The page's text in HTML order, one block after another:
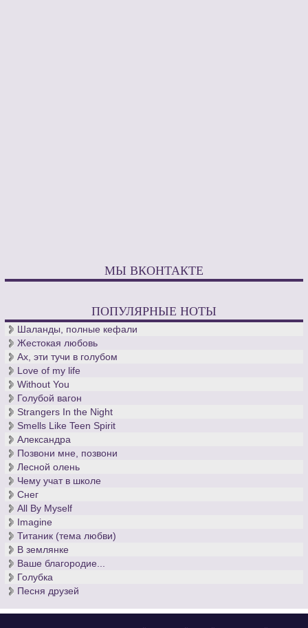
МЫ ВКОНТАКТЕ
ПОПУЛЯРНЫЕ НОТЫ
Шаланды, полные кефали
Жестокая любовь
Ах, эти тучи в голубом
Love of my life
Without You
Голубой вагон
Strangers In the Night
Smells Like Teen Spirit
Александра
Позвони мне, позвони
Лесной олень
Чему учат в школе
Снег
All By Myself
Imagine
Титаник (тема любви)
В землянке
Ваше благородие...
Голубка
Песня друзей